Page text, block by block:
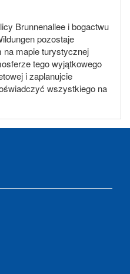
Brunnenallee i bogactwu
pozostaje
na mapie turystycznej
tego wyjątkowego
i zaplanujcie
wszystkiego na